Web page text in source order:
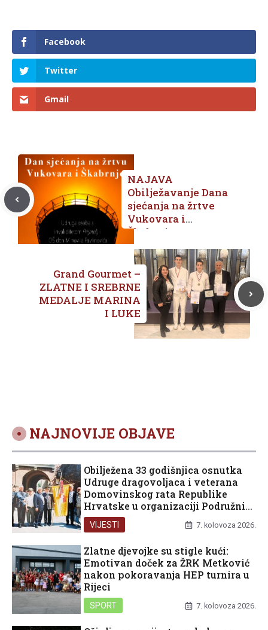
Facebook
Twitter
Gmail
NAJAVA
Obilježavanje Dana
sjećanja na žrtve
Vukovara i
Škabrnje
Grand Gourmet –
ZLATNE I SREBRNE
MEDALJE MARINA
I LUKE
NAJNOVIJE OBJAVE
Obilježena 33 godišnjica osnutka
Udruge dragovoljaca i veterana
Domovinskog rata Republike
Hrvatske u organizaciji Podružnice
Dubrovačko-neretvanske županije
VIJESTI 7. kolovoza 2026.
Zlatne djevojke su stigle kući:
Emotivan doček za ŽRK Metković
nakon pokoravanja HEP turnira u
Rijeci
SPORT 7. kolovoza 2026.